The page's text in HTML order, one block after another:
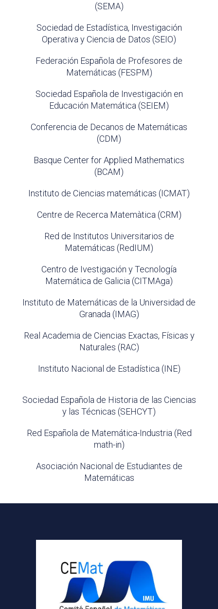
(SEMA)
Sociedad de Estadística, Investigación
Operativa y Ciencia de Datos (SEIO)
Federación Española de Profesores de
Matemáticas (FESPM)
Sociedad Española de Investigación en
Educación Matemática (SEIEM)
Conferencia de Decanos de Matemáticas
(CDM)
Basque Center for Applied Mathematics
(BCAM)
Instituto de Ciencias matemáticas (ICMAT)
Centre de Recerca Matemàtica (CRM)
Red de Institutos Universitarios de
Matemáticas (RedIUM)
Centro de Ivestigación y Tecnología
Matemática de Galicia (CITMAga)
Instituto de Matemáticas de la Universidad de
Granada (IMAG)
Real Academia de Ciencias Exactas, Físicas y
Naturales (RAC)
Instituto Nacional de Estadística (INE)
Sociedad Española de Historia de las Ciencias
y las Técnicas (SEHCYT)
Red Española de Matemática-Industria (Red
math-in)
Asociación Nacional de Estudiantes de
Matemáticas